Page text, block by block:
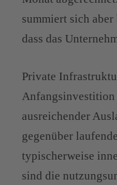
summiert sich aber
dass das
Private
Anfangsinvestition
ausreichender
gegenüber
typischerweise
sind die